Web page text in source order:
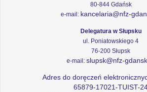
80-844 Gdańsk
e-mail: kancelaria@nfz-
Delegatura w Słupsku
ul. Poniatowskiego 4
76-200 Słupsk
e-mail: slupsk@nfz-
Adres do doręczeń
65879-17021-TUIST-